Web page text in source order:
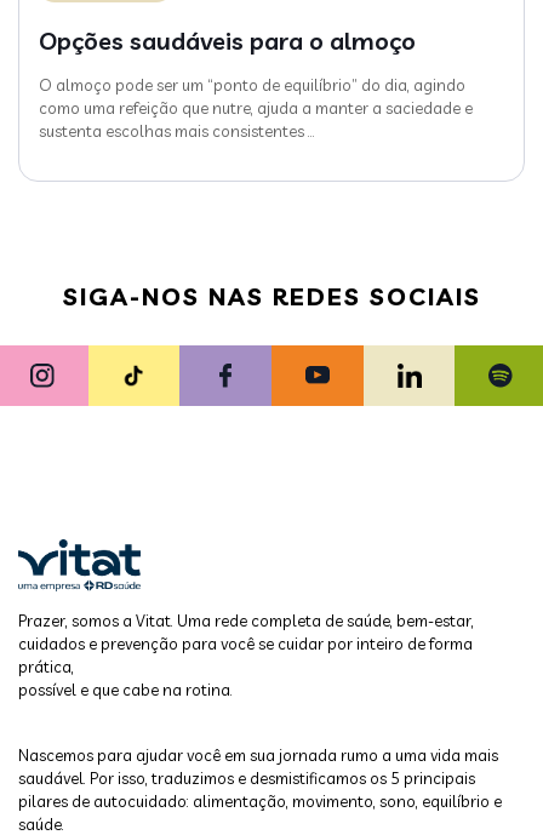
Opções saudáveis para o almoço
O almoço pode ser um “ponto de equilíbrio” do dia, agindo
como uma refeição que nutre, ajuda a manter a saciedade e
sustenta escolhas mais consistentes
SIGA-NOS NAS REDES SOCIAIS
Prazer, somos a Vitat. Uma rede completa de saúde, bem-estar,
cuidados e prevenção para você se cuidar por inteiro de forma
prática,
possível e que cabe na rotina.
Nascemos para ajudar você em sua jornada rumo a uma vida mais
saudável. Por isso, traduzimos e desmistificamos os 5 principais
pilares de autocuidado: alimentação, movimento, sono, equilíbrio e
saúde.